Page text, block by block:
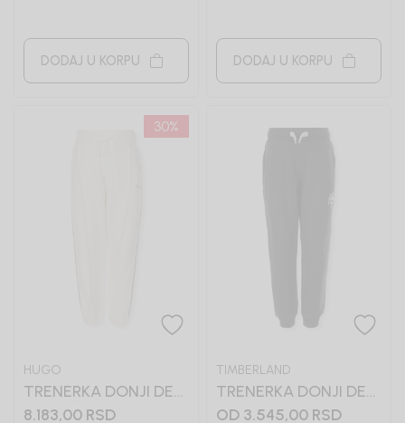
DODAJ U KORPU DODAJ U KORPU
30%
HUGO
TRENERKA DONJI DEO
ZA DEČAKE HUGO
8.183,00 RSD
TIMBERLAND
TRENERKA DONJI DEO
ZA DEČAKE
OD 3.545,00 RSD